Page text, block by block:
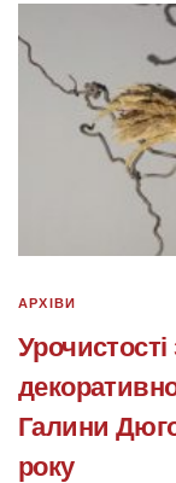
АРХІВИ
Галини
року